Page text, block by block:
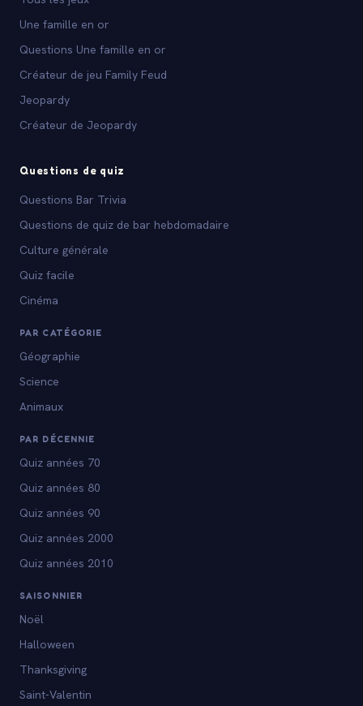
Une famille en or
Questions Une famille en or
Créateur de jeu Family Feud
Jeopardy
Créateur de Jeopardy
Questions de quiz
Questions Bar Trivia
Questions de quiz de bar hebdomadaire
Culture générale
Quiz facile
Cinéma
PAR CATÉGORIE
Géographie
Science
Animaux
PAR DÉCENNIE
Quiz années 70
Quiz années 80
Quiz années 90
Quiz années 2000
Quiz années 2010
SAISONNIER
Noël
Halloween
Thanksgiving
Saint-Valentin